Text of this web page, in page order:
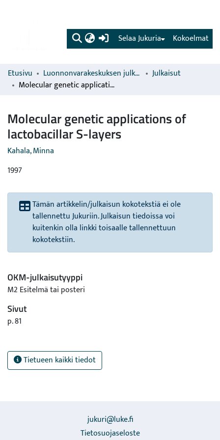
(current) Kokoelmat
Selaa Jukuria
Etusivu Luonnonvarakeskuksen julkaisut
Julkaisut
Molecular genetic applications of lactobacillar S-layers
Molecular genetic applications of
lactobacillar S-layers
Kahala, Minna
1997
Tämän artikkelin/julkaisun kokotekstiä ei ole
tallennettu Jukuriin. Julkaisun tiedoissa voi
kuitenkin olla linkki toisaalle tallennettuun
kokotekstiin.
OKM-julkaisutyyppi
M2 Esitelmä tai posteri
Sivut
p. 81
Tietueen kaikki tiedot
jukuri@luke.fi
Tietosuojaseloste